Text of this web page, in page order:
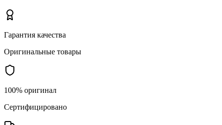
Гарантия качества
Оригинальные товары
100% оригинал
Сертифицировано